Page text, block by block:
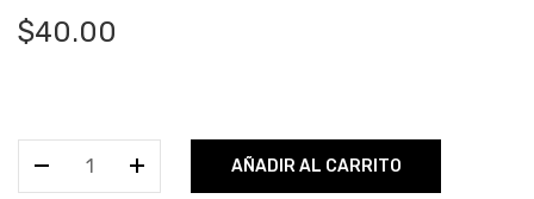
$40.00
AÑADIR AL CARRITO